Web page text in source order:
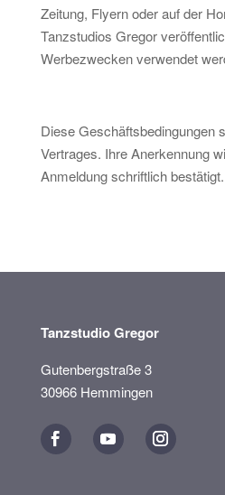
Zeitung, Flyern oder auf der
Tanzstudios Gregor
Werbezwecken verwendet
Diese Geschäftsbedingungen
Vertrages. Ihre Anerkennung
Anmeldung schriftlich bestätigt.
Tanzstudio Gregor
Gutenbergstraße 3
30966 Hemmingen